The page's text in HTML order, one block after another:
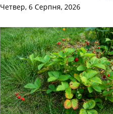
Четвер, 6 Серпня, 2026